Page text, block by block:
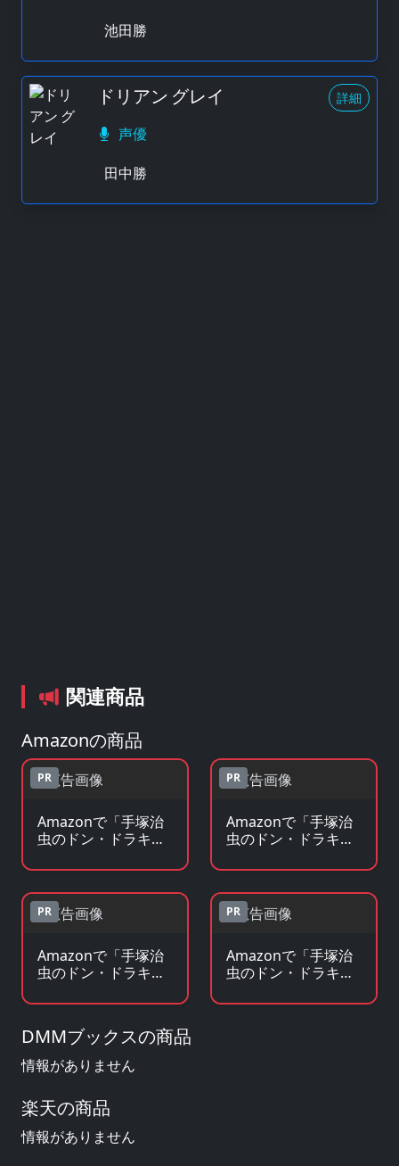
池田勝
ドリアン グレイ 詳細
声優
田中勝
関連商品
Amazonの商品
PR
Amazonで「手塚治
虫のドン・ドラキュ
を見る
PR
Amazonで「手塚治
虫のドン・ドラキュ
を見る
PR
Amazonで「手塚治
虫のドン・ドラキュ
ノベを見る
PR
Amazonで「手塚治
虫のドン・ドラキュ
ギュアを見る
DMMブックスの商品
情報がありません
楽天の商品
情報がありません